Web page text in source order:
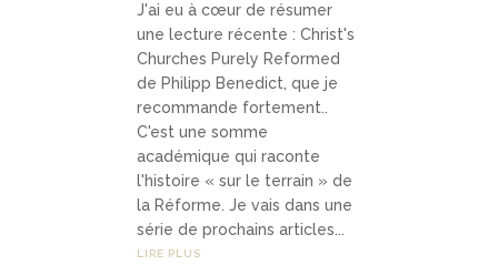
J'ai eu à cœur de résumer
une lecture récente : Christ's
Churches Purely Reformed
de Philipp Benedict, que je
recommande fortement..
C'est une somme
académique qui raconte
l'histoire « sur le terrain » de
la Réforme. Je vais dans une
série de prochains articles...
LIRE PLUS